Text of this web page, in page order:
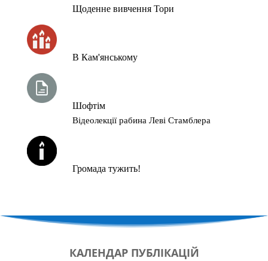
Щоденне вивчення Тори
В Кам'янському
Шофтім
Відеолекції рабина Леві Стамблера
Громада тужить!
КАЛЕНДАР ПУБЛІКАЦІЙ